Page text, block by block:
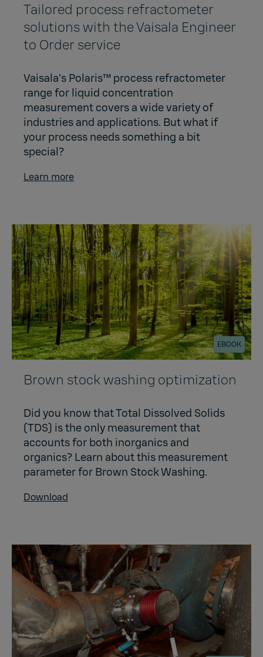
Tailored process refractometer
solutions with the Vaisala Engineer
to Order service
Vaisala’s Polaris™ process refractometer
range for liquid concentration
measurement covers a wide variety of
industries and applications. But what if
your process needs something a bit
special?
Learn more
EBOOK
Brown stock washing optimization
Did you know that Total Dissolved Solids
(TDS) is the only measurement that
accounts for both inorganics and
organics? Learn about this measurement
parameter for Brown Stock Washing.
Download